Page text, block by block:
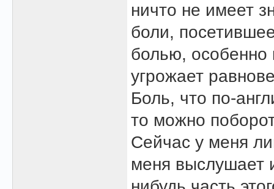
ничто не имеет
боли,
болью, особенно
угрожает
Боль, что по-
то можно
Сейчас у меня
меня выслушает